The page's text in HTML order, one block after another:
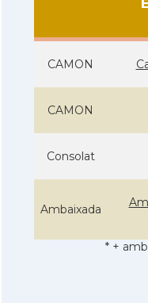
CAMON
CAMON
Consolat
Ambaixada
* +